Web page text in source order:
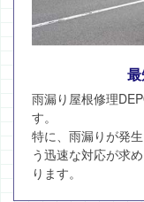
雨漏り屋根修理
す。
特に、雨漏りが発
う迅速な対応が求
ります。